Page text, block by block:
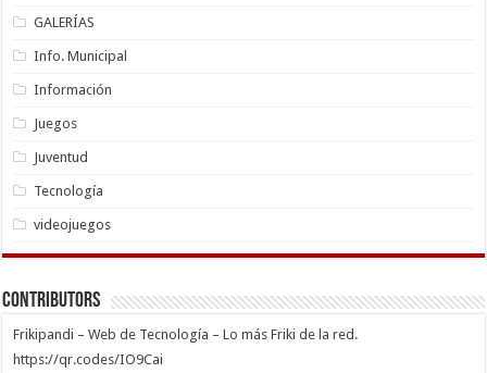
GALERÍAS
Info. Municipal
Información
Juegos
Juventud
Tecnología
videojuegos
Contributors
Frikipandi – Web de Tecnología – Lo más Friki de la red.
https://qr.codes/IO9Cai